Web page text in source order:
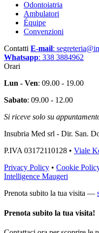
Odontoiatria
Ambulatori
Équipe
Convenzioni
Contatti E-mail:
Whatsapp: 338 3884962
Orari
Lun - Ven: 09.00 - 19.00
Sabato: 09.00 - 12.00
Si riceve solo su
Insubria Med srl - Dir. San.
P.IVA 03172110128 • Viale
Privacy Policy • Cookie
Intelligence Maugeri
Prenota subito la tua visita —
Prenota subito la tua visita!